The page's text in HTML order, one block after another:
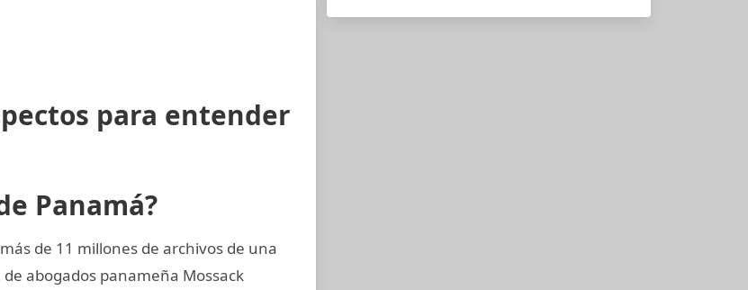
para entender
Panamá?
de 11 millones de archivos de una
abogados panameña Mossack